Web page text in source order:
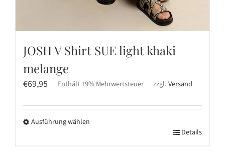
JOSH V Shirt SUE light khaki
melange
€69,95 Enthält 19% Mehrwertsteuer zzgl.Versand
Ausführung wählen
Details